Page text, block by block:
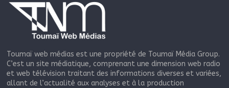
Toumaï web médias est une propriété de Toumaï Média Group.
C’est un site médiatique, comprenant une dimension web radio
et web télévision traitant des informations diverses et variées,
allant de l’actualité aux analyses et à la production